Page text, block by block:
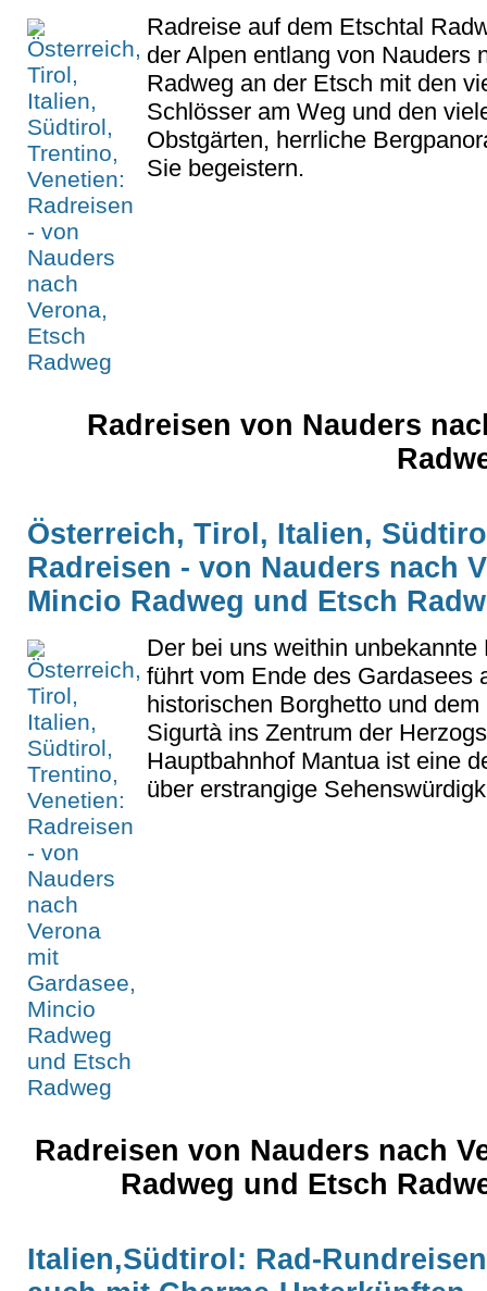
Radreise auf dem Etschtal
der Alpen entlang von Nauders
Radweg an der Etsch mit den
Schlösser am Weg und den
Obstgärten, herrliche
Sie begeistern.
Radreisen von Nauders
Österreich, Tirol, Italien,
Radreisen - von Nauders nach
Mincio Radweg und Etsch
Der bei uns weithin unbekannte
führt vom Ende des Gardasees
historischen Borghetto und
Sigurtà ins Zentrum der
Hauptbahnhof Mantua ist eine
über erstrangige
Radreisen von Nauders nach
Radweg und Etsch
Italien,Südtirol: Rad-